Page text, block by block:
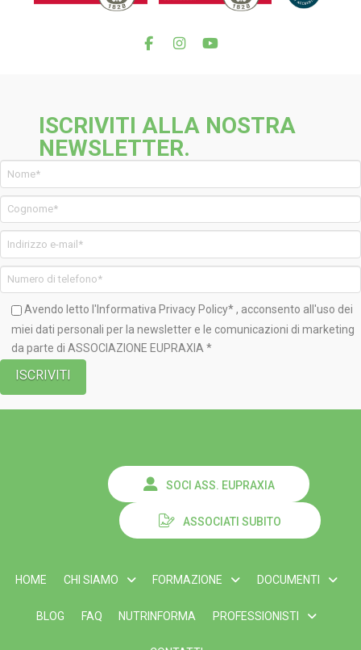
ISCRIVITI ALLA NOSTRA
NEWSLETTER.
Avendo letto l'Informativa Privacy Policy*, acconsento all'uso dei
miei dati personali per la newsletter e le comunicazioni di marketing
da parte di ASSOCIAZIONE EUPRAXIA *
SOCI ASS. EUPRAXIA
ASSOCIATI SUBITO
HOME CHI SIAMO FORMAZIONE DOCUMENTI
BLOG FAQ NUTRINFORMA PROFESSIONISTI